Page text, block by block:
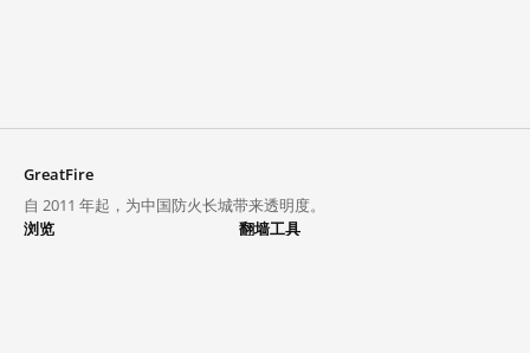
GreatFire
自 2011 年起，为中国防火长城带来透明度。
浏览
翻墙工具